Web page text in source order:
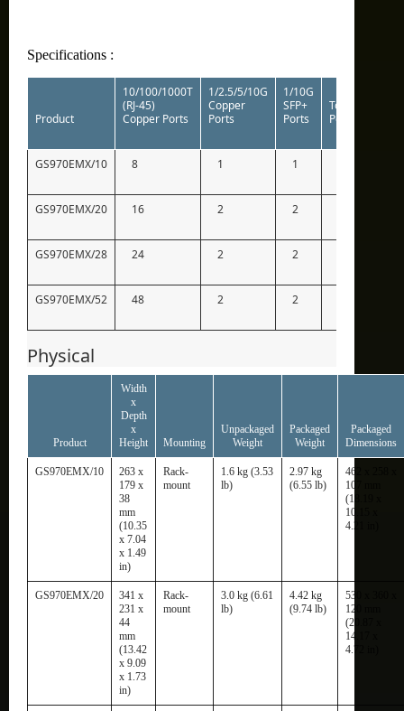
Specifications :
Product
10/100/1000T
(RJ-45)
Copper Ports
1/2.5/5/10G
Copper
Ports
1/10G
SFP+
Ports
Total
Ports
GS970EMX/10 8 1 1
GS970EMX/20 16 2 2
GS970EMX/28 24 2 2
GS970EMX/52 48 2 2
Physical
Product
Width
x
Depth
x
Height
Mounting
Unpackaged
Weight
Packaged
Weight
Packaged
Dimensions
GS970EMX/10
263 x
179 x
38
mm
(10.35
x 7.04
x 1.49
in)
Rack-
mount
1.6 kg (3.53
lb)
2.97 kg
(6.55 lb)
462 x 258 x
107 mm
(18.19 x
10.15 x
4.21 in)
GS970EMX/20
341 x
231 x
44
mm
(13.42
x 9.09
x 1.73
in)
Rack-
mount
3.0 kg (6.61
lb)
4.42 kg
(9.74 lb)
530 x 360 x
120 mm
(20.87 x
14.17 x
4.72 in)